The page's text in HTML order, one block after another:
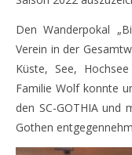
Den Wanderpokal
Verein in der
Küste, See,
Familie Wolf konnte
den SC-GOTHIA und
Gothen